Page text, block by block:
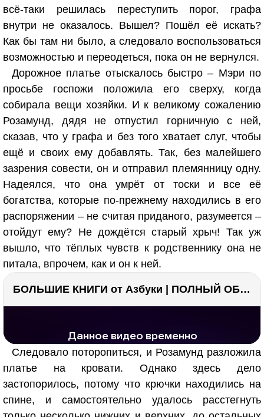
всё-таки решилась переступить порог, графа
внутри не оказалось. Вышел? Пошёл её искать?
Как бы там ни было, а следовало воспользоваться
возможностью и переодеться, пока он не вернулся.
Дорожное платье отыскалось быстро – Мэри по
просьбе госпожи положила его сверху, когда
собирала вещи хозяйки. И к великому сожалению
Розамунд, дядя не отпустил горничную с ней,
сказав, что у графа и без того хватает слуг, чтобы
ещё и своих ему добавлять. Так, без малейшего
зазрения совести, он и отправил племянницу одну.
Надеялся, что она умрёт от тоски и все её
богатства, которые по-прежнему находились в его
распоряжении – не считая приданого, разумеется –
отойдут ему? Не дождётся старый хрыч! Так уж
вышло, что тёплых чувств к родственнику она не
питала, впрочем, как и он к ней.
БОЛЬШИЕ КНИГИ от Азбуки | ПОЛНЫЙ ОБЗОР | Моя коллекция 20+ книг ??
Следовало поторопиться, и Розамунд разложила
платье на кровати. Однако здесь дело
застопорилось, потому что крючки находились на
спине, и самостоятельно удалось расстегнуть